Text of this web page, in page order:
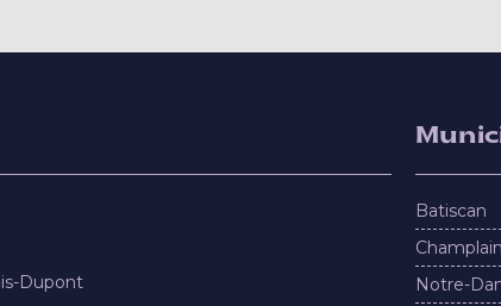
Dupont
Batiscan
Champlain
Notre-